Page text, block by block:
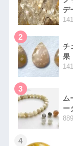
デ
2
チ
果
3
ム
ー
4